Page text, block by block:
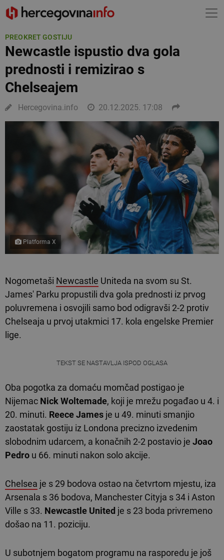
PREOKRET GOSTIJU
Newcastle ispustio dva gola
prednosti i remizirao s
Chelseajem
Hercegovina.info 20.12.2025. 17:08
Platforma X
Nogometaši Newcastle Uniteda na svom su St.
James' Parku propustili dva gola prednosti iz prvog
poluvremena i osvojili samo bod odigravši 2-2 protiv
Chelseaja u prvoj utakmici 17. kola engelske Premier
lige.
TEKST SE NASTAVLJA ISPOD OGLASA
Oba pogotka za domaću momčad postigao je
Nijemac Nick Woltemade, koji je mrežu pogađao u 4. i
20. minuti. Reece James je u 49. minuti smanjio
zaostatak gostiju iz Londona precizno izvedenim
slobodnim udarcem, a konačnih 2-2 postavio je Joao
Pedro u 66. minuti nakon solo akcije.
Chelsea je s 29 bodova ostao na četvrtom mjestu, iza
Arsenala s 36 bodova, Manchester Cityja s 34 i Aston
Ville s 33. Newcastle United je s 23 boda privremeno
došao na 11. poziciju.
U subotnjem bogatom programu na rasporedu je još